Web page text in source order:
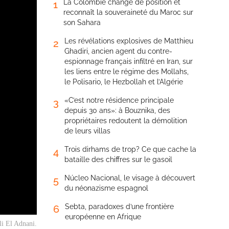
El Adnani.
1
La Colombie change de position et
reconnaît la souveraineté du Maroc sur
son Sahara
2
Les révélations explosives de Matthieu
Ghadiri, ancien agent du contre-
espionnage français infiltré en Iran, sur
les liens entre le régime des Mollahs,
le Polisario, le Hezbollah et l’Algérie
3
«C’est notre résidence principale
depuis 30 ans»: à Bouznika, des
propriétaires redoutent la démolition
de leurs villas
4
Trois dirhams de trop? Ce que cache la
bataille des chiffres sur le gasoil
5
Núcleo Nacional, le visage à découvert
du néonazisme espagnol
6
Sebta, paradoxes d’une frontière
européenne en Afrique